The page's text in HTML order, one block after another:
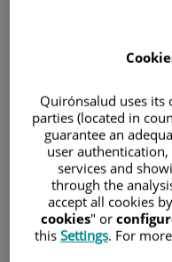
12 de diciembre de 2025
HOSPITAL QUIRÓNSALUD
TRAUMATOLOGÍA Y CIRUGÍA
El Hospital Quirónsalud
trasplante de menisco,
Quirónsalud uses its
parties (located in
guarantee an
user
services and
through the
accept all cookies
cookies" or
this Settings. For